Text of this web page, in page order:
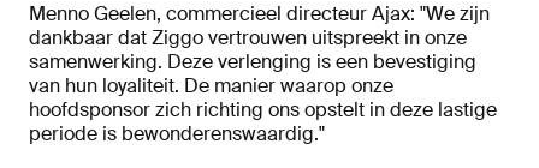
Menno Geelen, commercieel directeur Ajax: "We zijn
dankbaar dat Ziggo vertrouwen uitspreekt in onze
samenwerking. Deze verlenging is een bevestiging
van hun loyaliteit. De manier waarop onze
hoofdsponsor zich richting ons opstelt in deze lastige
periode is bewonderenswaardig."